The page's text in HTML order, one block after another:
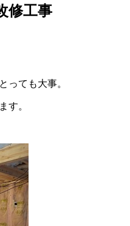
修工事
っても大事。
す。